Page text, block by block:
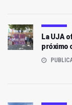
La UJA
próximo